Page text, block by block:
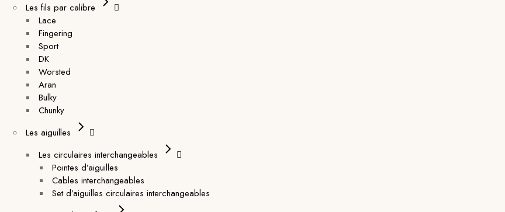
Les fils par calibre
Lace
Fingering
Sport
DK
Worsted
Aran
Bulky
Chunky
Les aiguilles
Les circulaires interchangeables
Pointes d’aiguilles
Cables interchangeables
Set d’aiguilles circulaires interchangeables